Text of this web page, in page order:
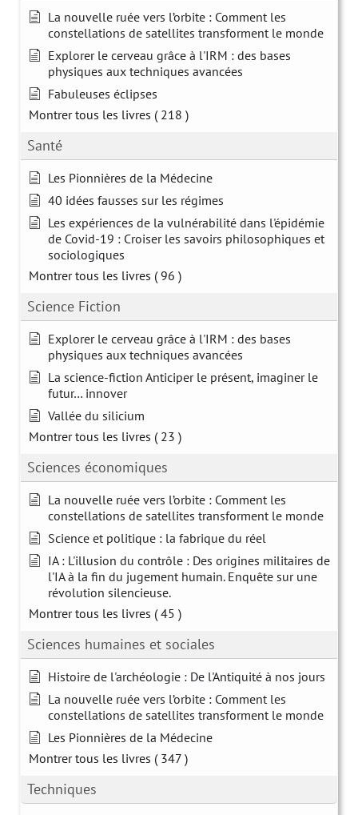
La nouvelle ruée vers l’orbite : Comment les
constellations de satellites transforment le monde
Explorer le cerveau grâce à l'IRM : des bases
physiques aux techniques avancées
Fabuleuses éclipses
Montrer tous les livres ( 218 )
Santé
Les Pionnières de la Médecine
40 idées fausses sur les régimes
Les expériences de la vulnérabilité dans l'épidémie
de Covid-19 : Croiser les savoirs philosophiques et
sociologiques
Montrer tous les livres ( 96 )
Science Fiction
Explorer le cerveau grâce à l'IRM : des bases
physiques aux techniques avancées
La science-fiction Anticiper le présent, imaginer le
futur… innover
Vallée du silicium
Montrer tous les livres ( 23 )
Sciences économiques
La nouvelle ruée vers l’orbite : Comment les
constellations de satellites transforment le monde
Science et politique : la fabrique du réel
IA : L'illusion du contrôle : Des origines militaires de
l'IA à la fin du jugement humain. Enquête sur une
révolution silencieuse.
Montrer tous les livres ( 45 )
Sciences humaines et sociales
Histoire de l'archéologie : De l'Antiquité à nos jours
La nouvelle ruée vers l’orbite : Comment les
constellations de satellites transforment le monde
Les Pionnières de la Médecine
Montrer tous les livres ( 347 )
Techniques